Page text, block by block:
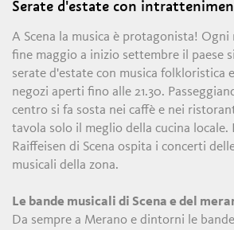
Serate d'estate con
A Scena la musica è protagonista! Ogni
fine maggio a inizio settembre il paese
serate d'estate con musica folkloristica
negozi aperti fino alle 21.30.
centro si fa sosta nei caffè e nei
tavola solo il meglio della cucina locale.
Raiffeisen di Scena ospita i concerti
musicali della zona.
Le bande musicali di Scena e del
Da sempre a Merano e dintorni le